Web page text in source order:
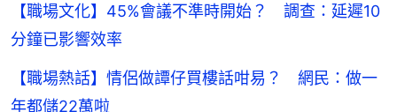
【職場文化】45%會議不準時開始？ 調查：延遲10
分鐘已影響效率
【職場熱話】情侶做譚仔買樓話咁易？ 網民：做一
年都儲22萬啦